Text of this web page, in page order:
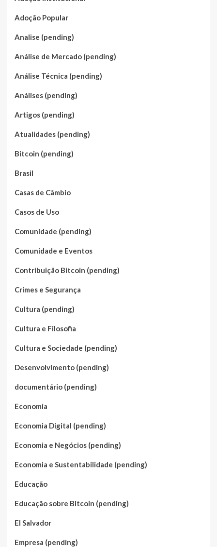
Adoção Popular
Analise (pending)
Análise de Mercado (pending)
Análise Técnica (pending)
Análises (pending)
Artigos (pending)
Atualidades (pending)
Bitcoin (pending)
Brasil
Casas de Câmbio
Casos de Uso
Comunidade (pending)
Comunidade e Eventos
Contribuição Bitcoin (pending)
Crimes e Segurança
Cultura (pending)
Cultura e Filosofia
Cultura e Sociedade (pending)
Desenvolvimento (pending)
documentário (pending)
Economia
Economia Digital (pending)
Economia e Negócios (pending)
Economia e Sustentabilidade (pending)
Educação
Educação sobre Bitcoin (pending)
El Salvador
Empresa (pending)